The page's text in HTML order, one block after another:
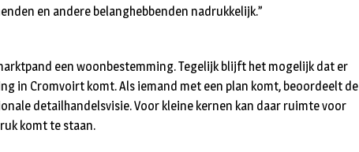
en andere belanghebbenden nadrukkelijk.”
een woonbestemming. Tegelijk blijft het mogelijk dat er
in Cromvoirt komt. Als iemand met een plan komt, beoordeelt de
detailhandelsvisie. Voor kleine kernen kan daar ruimte voor
komt te staan.